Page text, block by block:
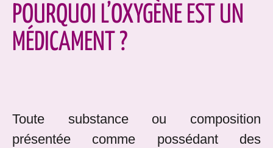
POURQUOI L’OXYGÈNE EST UN
MÉDICAMENT ?
Toute substance ou composition
présentée comme possédant des